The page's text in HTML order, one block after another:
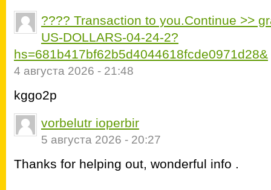
???? Transaction to you.Continue >>
US-DOLLARS-04-24-2?
hs=681b417bf62b5d4044618fcde0971d28&
4 августа 2026 - 21:48
kggo2p
vorbelutr ioperbir
5 августа 2026 - 20:27
Thanks for helping out, wonderful info .